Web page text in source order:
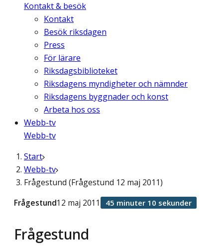
Kontakt & besök
Kontakt
Besök riksdagen
Press
För lärare
Riksdagsbiblioteket
Riksdagens myndigheter och nämnder
Riksdagens byggnader och konst
Arbeta hos oss
Webb-tv
Webb-tv
Start
Webb-tv
Frågestund (Frågestund 12 maj 2011)
Frågestund
Frågestund12 maj 2011 45 minuter 10 sekunder